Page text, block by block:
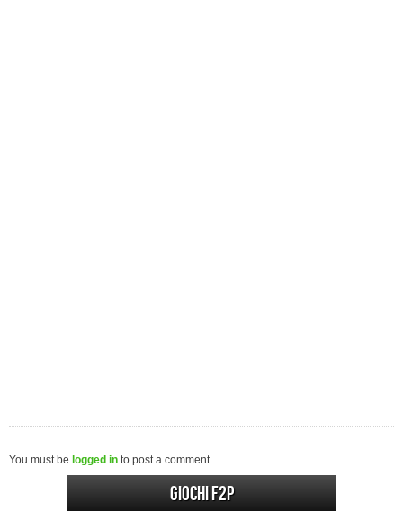
You must be logged in to post a comment.
Giochi F2P